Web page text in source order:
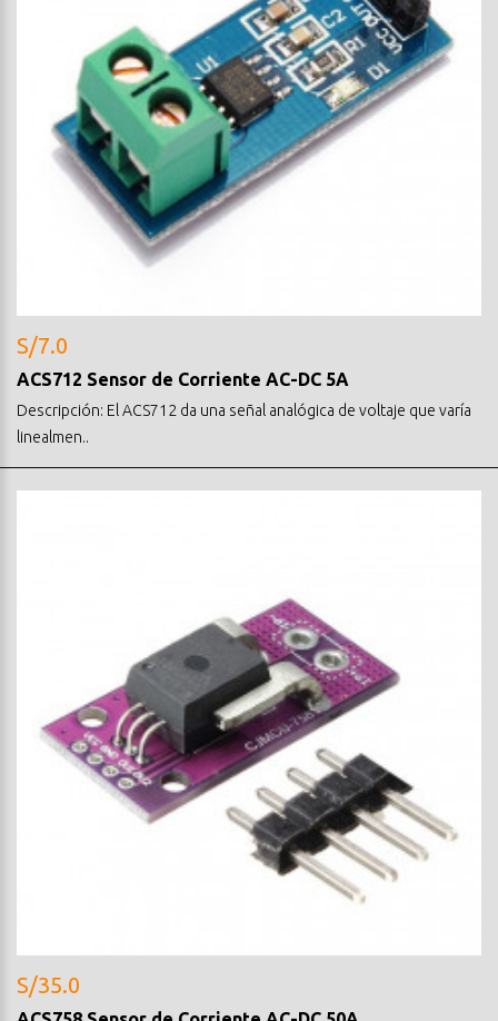
S/7.0
ACS712 Sensor de Corriente AC-DC 5A
Descripción: El ACS712 da una señal analógica de voltaje que varía
linealmen..
S/35.0